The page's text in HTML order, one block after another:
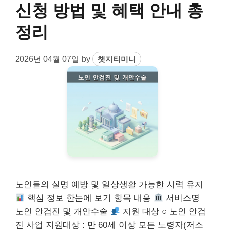
신청 방법 및 혜택 안내 총
정리
2026년 04월 07일 by 챗지티미니
노인들의 실명 예방 및 일상생활 가능한 시력 유지
핵심 정보 한눈에 보기 항목 내용
서비스명
노인 안검진 및 개안수술
지원 대상 ○ 노인 안검
진 사업 지원대상 : 만 60세 이상 모든 노령자(저소